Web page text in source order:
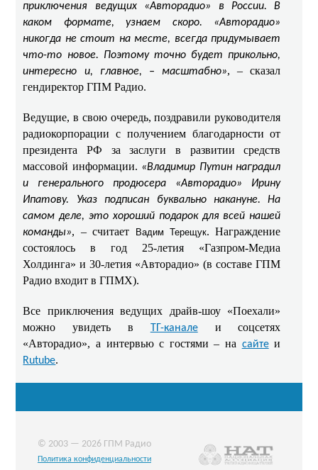
приключения ведущих «Авторадио» в России. В
каком формате, узнаем скоро. «Авторадио»
никогда не стоит на месте, всегда придумывает
что-то новое. Поэтому точно будет прикольно,
интересно и, главное, – масштабно», – сказал
гендиректор ГПМ Радио.
Ведущие, в свою очередь, поздравили руководителя
радиокорпорации с получением благодарности от
президента РФ за заслуги в развитии средств
массовой информации. «Владимир Путин наградил
и генерального продюсера «Авторадио» Ирину
Ипатову. Указ подписан буквально накануне. На
самом деле, это хороший подарок для всей нашей
команды», – считает Вадим Терещук. Награждение
состоялось в год 25-летия «Газпром-Медиа
Холдинга» и 30-летия «Авторадио» (в составе ГПМ
Радио входит в ГПМХ).
Все приключения ведущих драйв-шоу «Поехали»
можно увидеть в
ТГ-каналеи соцсетях
«Авторадио», а интервью с гостями – на сайтеи
Rutube.
© 2003 — 2026 ГПМ Радио
Политика конфиденциальности